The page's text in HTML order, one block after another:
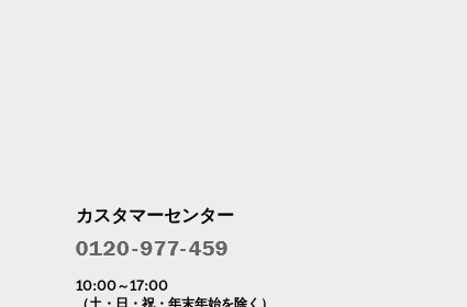
カスタマーセンター
10:00～17:00
（土・日・祝・年末年始を除く）